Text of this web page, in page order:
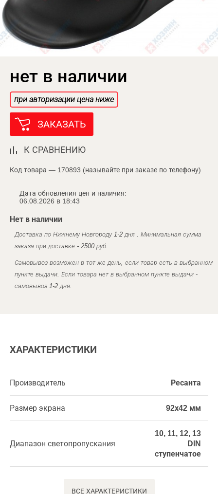
нет в наличии
при авторизации цена ниже
ЗАКАЗАТЬ
К СРАВНЕНИЮ
Код товара — 170893 (называйте при заказе по телефону)
Дата обновления цен и наличия:
06.08.2026 в 18:43
Нет в наличии
Доставка по Нижнему Новгороду 1-2 дня . Минимальная сумма
заказа при доставке - 2500 руб.
Самовывоз возможен в тот же день, если товар есть в выбранном
пункте выдачи. Если товара нет в выбранном пункте выдачи -
самовывоз 1-2 дня.
ХАРАКТЕРИСТИКИ
Производитель Ресанта
Размер экрана 92х42 мм
Диапазон светопропускания
10, 11, 12, 13
DIN
ступенчатое
ВСЕ ХАРАКТЕРИСТИКИ